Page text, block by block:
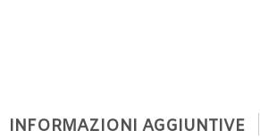
INFORMAZIONI AGGIUNTIVE